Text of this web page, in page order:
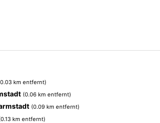
km entfernt)
(0.06 km entfernt)
(0.09 km entfernt)
km entfernt)